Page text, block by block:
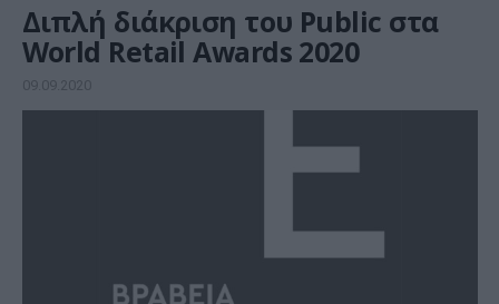
Διπλή διάκριση του Public στα
World Retail Awards 2020
09.09.2020